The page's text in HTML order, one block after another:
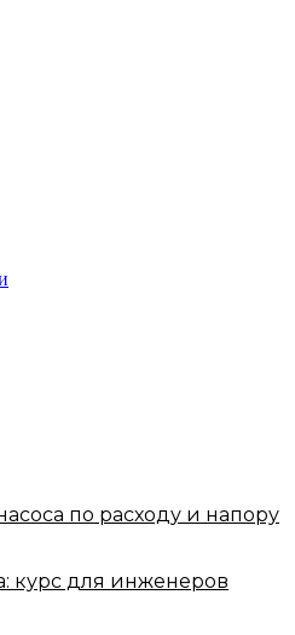
по расходу и напору
курс для инженеров